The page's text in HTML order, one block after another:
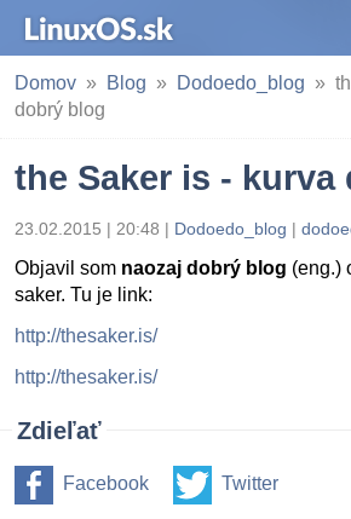
Domov Blog Dodoedo_blog
dobrý blog
the Saker is - kurva
23.02.2015 | 20:48 | Dodoedo_blog |
Objavil som naozaj dobrý blog (eng.)
saker. Tu je link:
http://thesaker.is/
http://thesaker.is/
Zdieľať
Facebook Twitter